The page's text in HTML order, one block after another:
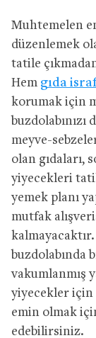
Muhtemelen
düzenlemek
tatile
Hem gıda
korumak için
meyve-
olan gıdaları,
yiyecekleri
yemek planı
mutfak
buzdolabında
vakumlanmış
yiyecekler için
emin olmak
edebilirsiniz.